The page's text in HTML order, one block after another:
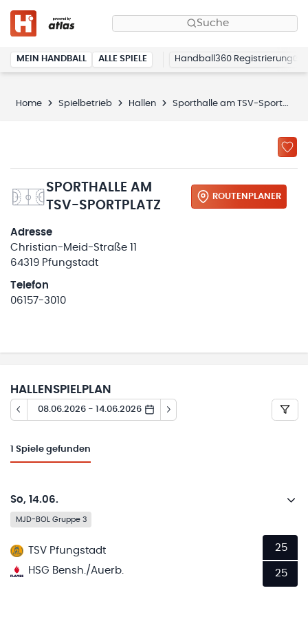
Suche
MEIN HANDBALL ALLE SPIELE Handball360 Registrierung
Home Spielbetrieb Hallen Sporthalle am TSV-Sportplatz
SPORTHALLE AM
TSV-SPORTPLATZ
ROUTENPLANER
Adresse
Christian-Meid-Straße 11
64319 Pfungstadt
Telefon
06157-3010
HALLENSPIELPLAN
08.06.2026 - 14.06.2026
Spiele gefunden
So, 14.06.
MJD-BOL Gruppe 3
TSV Pfungstadt
HSG Bensh./Auerb.
25
25